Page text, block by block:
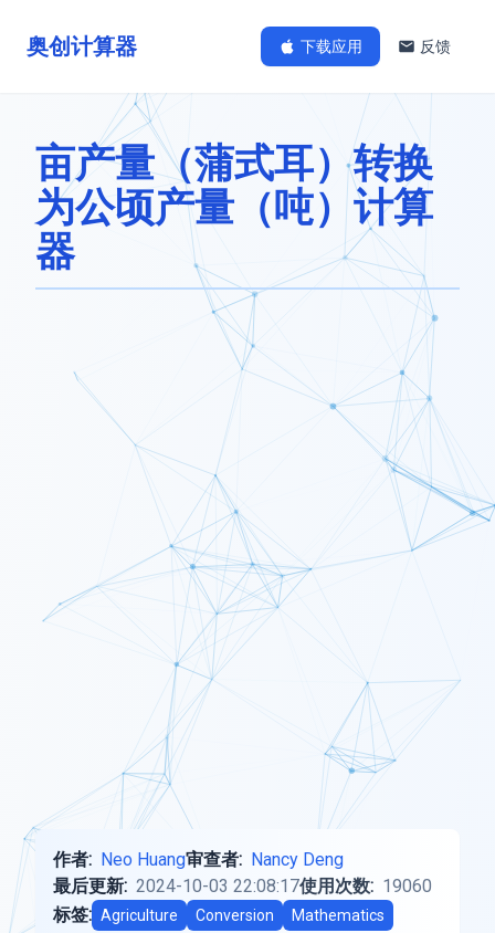
奥创计算器 下载应用 反馈
亩产量（蒲式耳）转换
为公顷产量（吨）计算
器
作者: Neo Huang审查者: Nancy Deng
最后更新: 2024-10-03 22:08:17使用次数: 19060
标签: Agriculture Conversion Mathematics